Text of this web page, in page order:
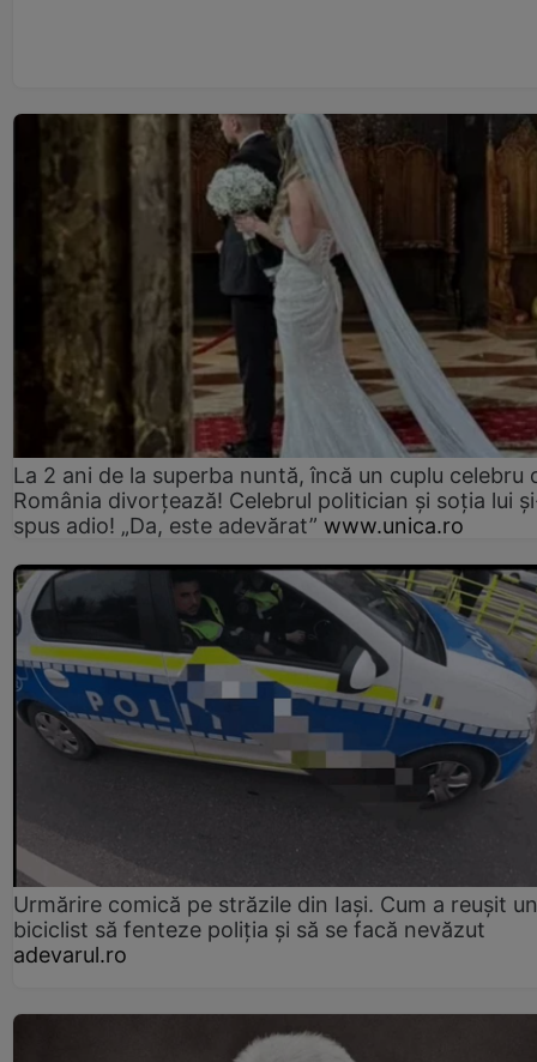
La 2 ani de la superba nuntă, încă un cuplu celebru
România divorțează! Celebrul politician și soția lui
spus adio! „Da, este adevărat” www.unica.ro
Urmărire comică pe străzile din Iași. Cum a reușit un
biciclist să fenteze poliția și să se facă nevăzut
adevarul.ro